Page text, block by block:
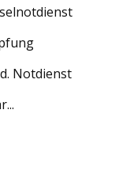
Notdienst